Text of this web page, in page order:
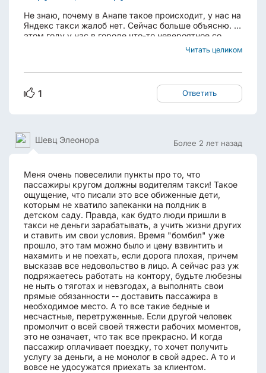
Не знаю, почему в Анапе такое происходит, у нас на
Яндекс такси жалоб нет. Сейчас больше объясню. В
этом году у нас в городе что-то невероятное со
снегоуборкой творилось. Кто-то там тренд выиграл
или не выиграл, суть в том, что снег убирать всю
Читать целиком
1 Ответить
Более 2 лет назад
Шевц Элеонора
Меня очень повеселили пункты про то, что
пассажиры кругом должны водителям такси! Такое
ощущение, что писали это все обиженные дети,
которым не хватило запеканки на полдник в
детском саду. Правда, как будто люди пришли в
такси не деньги зарабатывать, а учить жизни других
и ставить им свои условия. Время "бомбил" уже
прошло, это там можно было и цену взвинтить и
нахамить и не поехать, если дорога плохая, причем
высказав все недовольство в лицо. А сейчас раз уж
подряжаетесь работать на контору, будьте любезны
не ныть о тяготах и невзгодах, а выполнять свои
прямые обязанности -- доставить пассажира в
необходимое место. А то все такие бедные и
несчастные, перетруженные. Если другой человек
промолчит о всей своей тяжести рабочих моментов,
это не означает, что так все прекрасно. И когда
пассажир оплачивает поездку, то хочет получить
услугу за деньги, а не монолог в свой адрес. А то и
вовсе не удосужатся приехать за клиентом.